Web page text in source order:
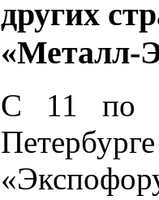
других
«Металл-
С 11 по